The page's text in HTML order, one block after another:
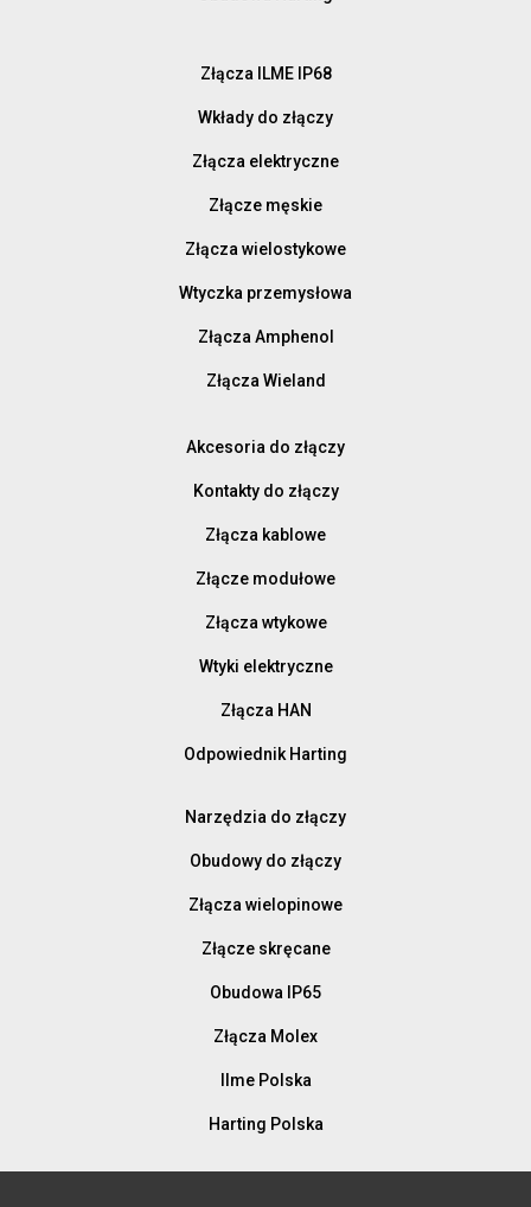
Złącza ILME IP68
Wkłady do złączy
Złącza elektryczne
Złącze męskie
Złącza wielostykowe
Wtyczka przemysłowa
Złącza Amphenol
Złącza Wieland
Akcesoria do złączy
Kontakty do złączy
Złącza kablowe
Złącze modułowe
Złącza wtykowe
Wtyki elektryczne
Złącza HAN
Odpowiednik Harting
Narzędzia do złączy
Obudowy do złączy
Złącza wielopinowe
Złącze skręcane
Obudowa IP65
Złącza Molex
Ilme Polska
Harting Polska